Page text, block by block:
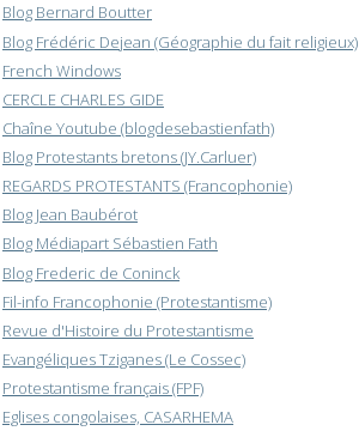
Blog Bernard Boutter
Blog Frédéric Dejean (Géographie du fait religieux)
French Windows
CERCLE CHARLES GIDE
Chaîne Youtube (blogdesebastienfath)
Blog Protestants bretons (JY.Carluer)
REGARDS PROTESTANTS (Francophonie)
Blog Jean Baubérot
Blog Médiapart Sébastien Fath
Blog Frederic de Coninck
Fil-info Francophonie (Protestantisme)
Revue d'Histoire du Protestantisme
Evangéliques Tziganes (Le Cossec)
Protestantisme français (FPF)
Eglises congolaises, CASARHEMA